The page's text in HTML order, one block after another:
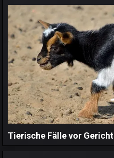
Tierische Fälle vor Gericht